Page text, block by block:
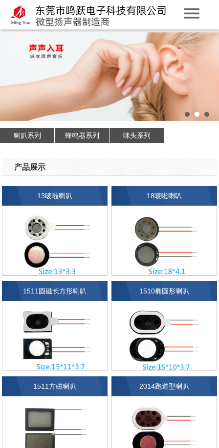
喇叭系列 蜂鸣器系列 咪头系列
产品展示
13唛啦喇叭 18唛啦喇叭
1510椭圆形喇叭
1511圆磁长方形喇叭
1511方磁喇叭 2014跑道型喇叭